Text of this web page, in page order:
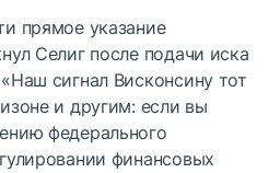
прямое указание
Селиг после подачи иска
сигнал Висконсину тот
и другим: если вы
федерального
финансовых